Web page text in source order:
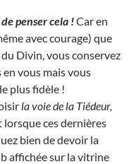
penser cela !Car en
avec courage) que
Divin, vous conservez
vous mais vous
plus fidèle !
la voie de la Tiédeur,
lorsque ces dernières
bien de devoir la
affichée sur la vitrine